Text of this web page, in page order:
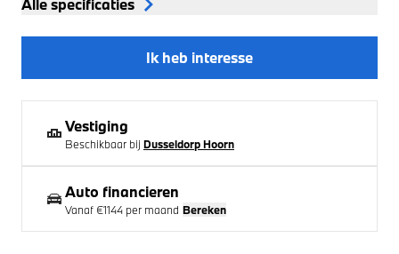
Alle specificaties
Ik heb interesse
Vestiging
Beschikbaar bij Dusseldorp Hoorn
Auto financieren
Vanaf €1144 per maand Bereken